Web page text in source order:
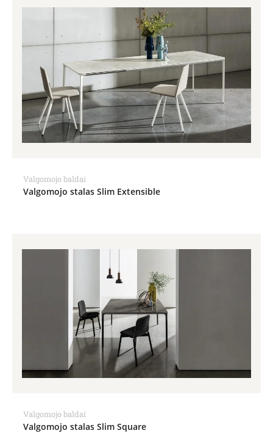
Valgomojo baldai
Valgomojo stalas Slim Extensible
Valgomojo baldai
Valgomojo stalas Slim Square